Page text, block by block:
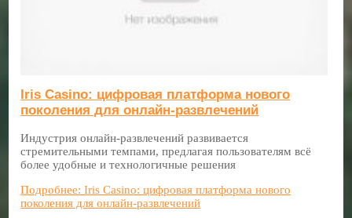
Iris Сasino: цифровая платформа нового
поколения для онлайн-развлечений
Индустрия онлайн-развлечений развивается
стремительными темпами, предлагая пользователям всё
более удобные и технологичные решения
Подробнее: Iris Сasino: цифровая платформа нового
поколения для онлайн-развлечений